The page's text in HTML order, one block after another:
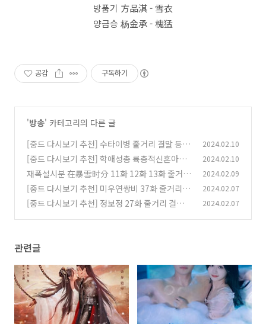
방품기 方品淇 - 雪衣
양금승 杨金承 - 槐猛
공감 구독하기
'방송' 카테고리의 다른 글
[중드 다시보기 추천] 수타이병 줄거리 결말 등장
인물 이비 명가가 권패륜 목락은 (0)
2024.02.10
[중드 다시보기 추천] 학애성총 륙총적신혼아처
(말못하는 사랑) 줄거리 결말 (0)
2024.02.10
재폭설시분 在暴雪时分 11화 12화 13화 줄거리
결말 등장인물
(0)
2024.02.09
[중드 다시보기 추천] 미우연쌍비 37화 줄거리 결
말 등장인물 장남 왕옥문 (0)
2024.02.07
[중드 다시보기 추천] 정보정 27화 줄거리 결말
2024.02.07
관련글